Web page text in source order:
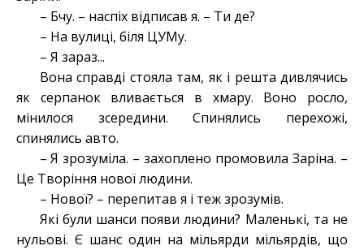
– Бчу. – наспіх відписав я. – Ти де?
– На вулиці, біля ЦУМу.
– Я зараз...
Вона справді стояла там, як і решта дивлячись
як серпанок вливається в хмару. Воно росло,
мінилося зсередини. Спинялись перехожі,
спинялись авто.
– Я зрозуміла. – захоплено промовила Заріна. –
Це Творіння нової людини.
– Нової? – перепитав я і теж зрозумів.
Які були шанси появи людини? Маленькі, та не
нульові. Є шанс один на мільярди мільярдів, що